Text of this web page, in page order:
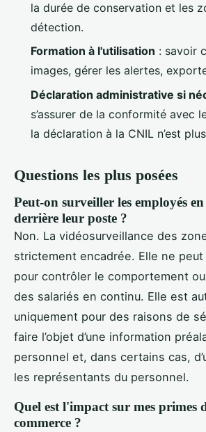
la durée de conservation et les
détection.
Formation à l'utilisation : savoir
images, gérer les alertes,
Déclaration administrative si
s’assurer de la conformité avec
la déclaration à la CNIL n’est
Questions les plus posées
Peut-on surveiller les employés
derrière leur poste ?
Non. La vidéosurveillance des
strictement encadrée. Elle ne
pour contrôler le comportement
des salariés en continu. Elle est
uniquement pour des raisons de
faire l’objet d’une information
personnel et, dans certains cas,
les représentants du personnel.
Quel est l'impact sur mes primes
commerce ?